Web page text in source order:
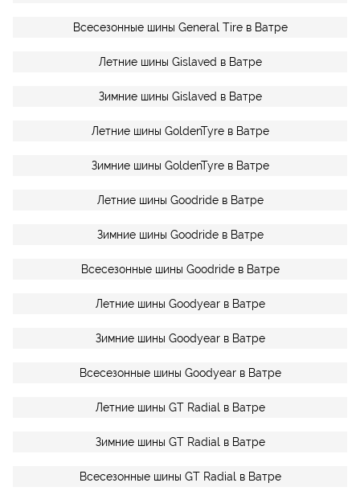
Всесезонные шины General Tire в Ватре
Летние шины Gislaved в Ватре
Зимние шины Gislaved в Ватре
Летние шины GoldenTyre в Ватре
Зимние шины GoldenTyre в Ватре
Летние шины Goodride в Ватре
Зимние шины Goodride в Ватре
Всесезонные шины Goodride в Ватре
Летние шины Goodyear в Ватре
Зимние шины Goodyear в Ватре
Всесезонные шины Goodyear в Ватре
Летние шины GT Radial в Ватре
Зимние шины GT Radial в Ватре
Всесезонные шины GT Radial в Ватре